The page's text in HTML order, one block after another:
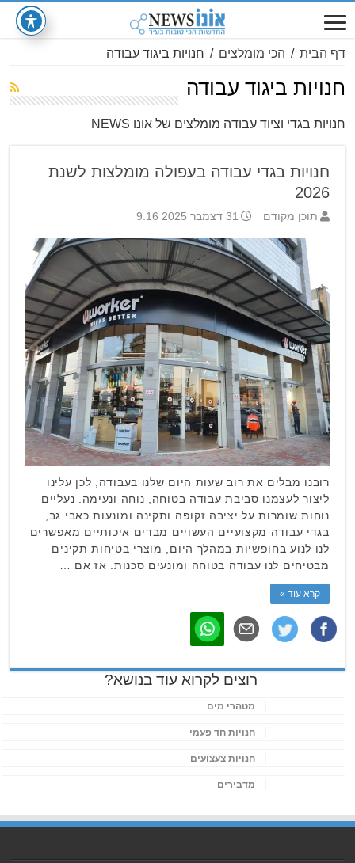
דף הבית / הכי מומלצים / חנויות ביגוד עבודה
חנויות ביגוד עבודה
חנויות בגדי וציוד עבודה מומלצים של אונו NEWS
חנויות בגדי עבודה בעפולה מומלצות לשנת
2026
תוכן מקודם 31 דצמבר 2025 9:16
רובנו מבלים את רוב שעות היום שלנו בעבודה, לכן עלינו
ליצור לעצמנו סביבת עבודה בטוחה, נוחה ונעימה. נעליים
נוחות שומרות על יציבה זקופה ותקינה ומונעות כאבי גב,
בגדי עבודה מקצועיים העשויים מבדים איכותיים מאפשרים
לנו לנוע בחופשיות במהלך היום, מוצרי בטיחות תקינים
מבטיחים לנו עבודה בטוחה ומונעים סכנות. אז אם …
קרא עוד »
רוצים לקרוא עוד בנושא?
מטהרי מים
חנויות חד פעמי
חנויות צעצועים
מדבירים